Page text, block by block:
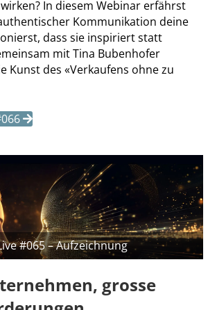
In diesem Webinar erfährst
Kommunikation deine
dass sie inspiriert statt
mit Tina Bubenhofer
Kunst des «Verkaufens ohne zu
#065 – Aufzeichnung
grosse